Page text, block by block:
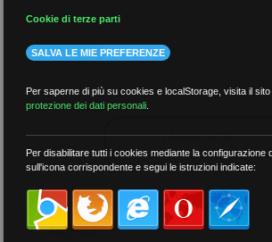
AREA STAMPA 03 Agosto 2023
CARICA ALTRO
RICERCA
Cookie di terze parti
SALVA LE MIE PREFERENZE
Per saperne di più su cookies e localStorage, visita il
protezione dei dati personali
Per disabilitare tutti i cookies mediante la configurazione
sull'icona corrispondente e segui le istruzioni indicate: